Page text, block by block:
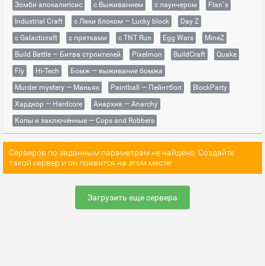
Зомби апокалипсис
с Выживанием с лаунчером
Flan`s
Industrial Craft
с Лаки блоком — Lucky block
Day Z
с Galacticraft
с прятками с TNT Run Egg Wars
MineZ
Build Battle — Битва строителей
Pixelmon BuildCraft
Quake
Fly
Hi-Tech
Бомж — выживание бомжа
Murder mystery — Маньяк
Paintball — Пейнтбол
BlockParty
Хардкор — Hardcore
Анархия — Anarchy
Копы и заключённые — Cops and Robbers
Серверов по заданным параметрам не найдено. Создайте
такой сервер и он появится на этом месте!
Загрузить еще сервера